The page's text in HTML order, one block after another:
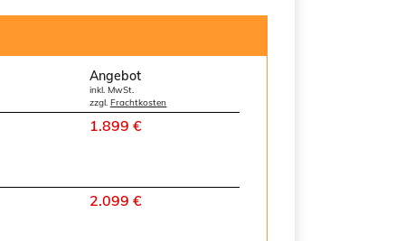
Angebot
inkl. MwSt.
zzgl. Frachtkosten
1.899 €
2.099 €